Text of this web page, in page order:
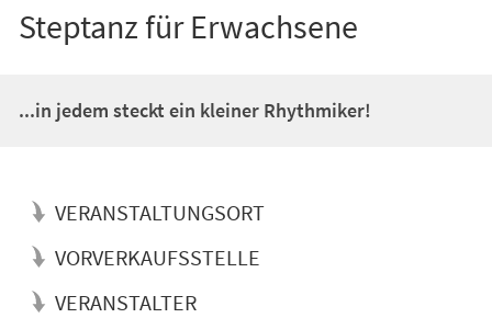
Steptanz für Erwachsene
...in jedem steckt ein kleiner Rhythmiker!
VERANSTALTUNGSORT
VORVERKAUFSSTELLE
VERANSTALTER